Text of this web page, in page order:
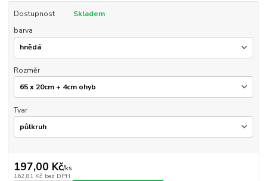
Dostupnost
Skladem
barva
Rozměr
Tvar
197,00 Kč/ks
162,81 Kč bez DPH